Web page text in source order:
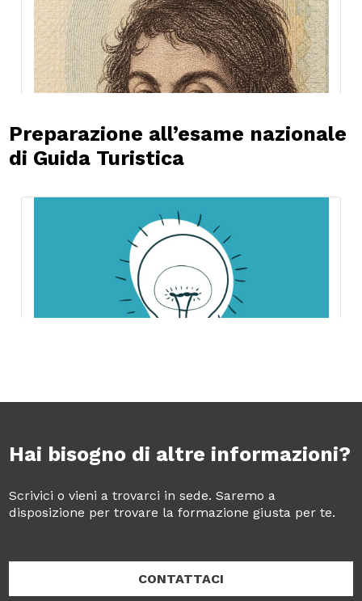
Preparazione all’esame nazionale
di Guida Turistica
Hai bisogno di altre informazioni?
Scrivici o vieni a trovarci in sede. Saremo a
disposizione per trovare la formazione giusta per te.
CONTATTACI